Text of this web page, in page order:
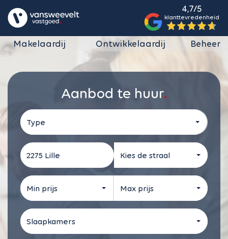
4,7/5
klanttevredenheid
Makelaardij Ontwikkelaardij Beheer
Aanbod te huur
Type
Kies de straal
Min prijs Max prijs
Slaapkamers